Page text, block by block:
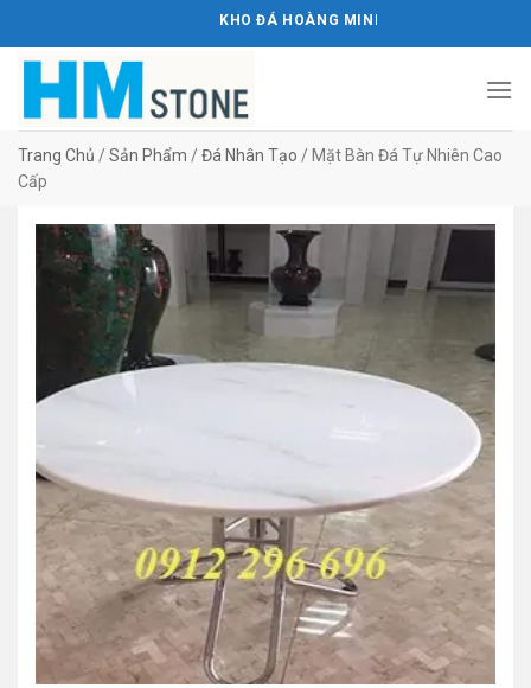
qua
KHO ĐÁ HOÀNG MINH STONE
Trang Chủ / Sản Phẩm / Đá Nhân Tạo / Mặt Bàn Đá Tự Nhiên Cao
Cấp